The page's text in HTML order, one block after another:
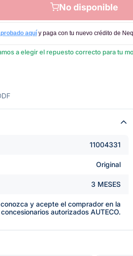
No disponible
aquí y paga con tu nuevo crédito de
a elegir el repuesto correcto para tu
11004331
Original
3 MESES
y acepte el comprador en la
autorizados AUTECO.